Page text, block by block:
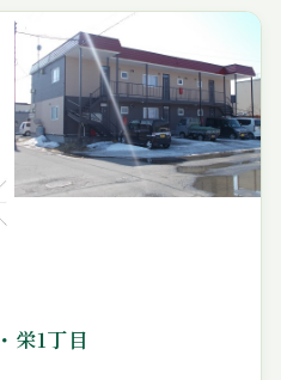
栄1丁目